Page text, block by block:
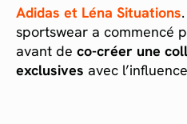
Adidas et Léna Situations
sportswear a commencé
avant de co-créer une
exclusives avec